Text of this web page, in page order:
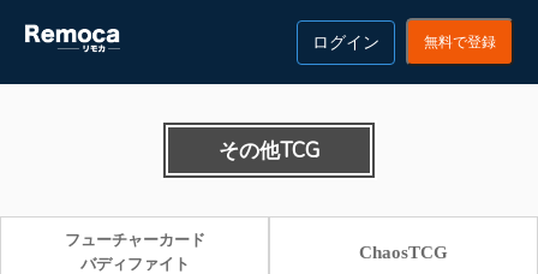
ログイン 無料で登録
その他TCG
フューチャーカード
バディファイト
ChaosTCG